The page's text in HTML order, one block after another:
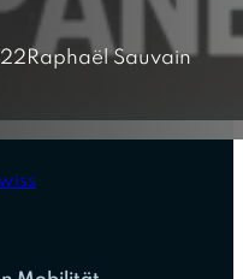
Raphaël Sauvain